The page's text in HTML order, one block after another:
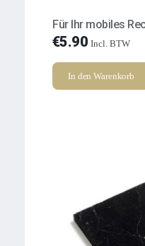
Für Ihr mobiles
€5.90 Incl. BTW
In den Warenkorb